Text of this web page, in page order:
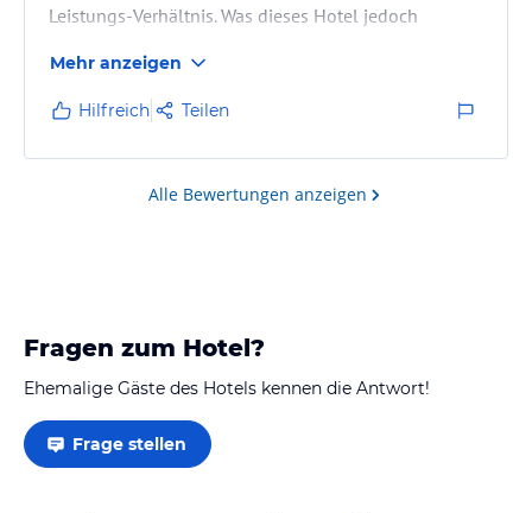
Leistungs-Verhältnis. Was dieses Hotel jedoch
Gastfreundschaft, Aufmerksamkeit, Freundlichkeit
und der ausgeprägte Dienstleistungsgedanke sind
auf einem Niveau, das ich bisher nirgendwo anders
erlebt habe. Für mich setzt dieses Team den Maßstab
– besser geht es kaum. Ich komme sehr gerne wieder.
Mehr anzeigen
Hilfreich Teilen
Alle Bewertungen anzeigen
Fragen zum Hotel?
Ehemalige Gäste des Hotels kennen die Antwort!
Frage stellen